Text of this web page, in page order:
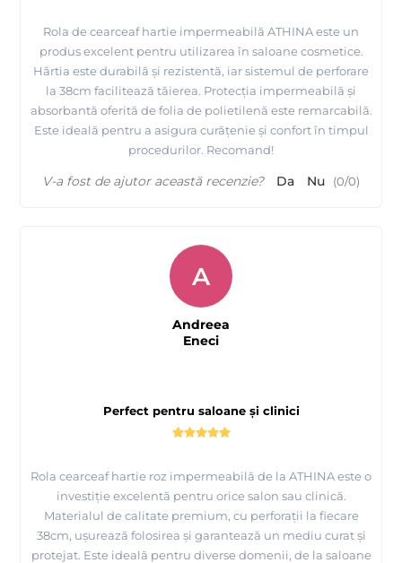
Rola de cearceaf hartie impermeabilă ATHINA este un
produs excelent pentru utilizarea în saloane cosmetice.
Hârtia este durabilă și rezistentă, iar sistemul de perforare
la 38cm facilitează tăierea. Protecția impermeabilă și
absorbantă oferită de folia de polietilenă este remarcabilă.
Este ideală pentru a asigura curățenie și confort în timpul
procedurilor. Recomand!
V-a fost de ajutor această recenzie? Da Nu (0/0)
Perfect pentru saloane și clinici
Rola cearceaf hartie roz impermeabilă de la ATHINA este o
investiție excelentă pentru orice salon sau clinică.
Materialul de calitate premium, cu perforații la fiecare
38cm, ușurează folosirea și garantează un mediu curat și
protejat. Este ideală pentru diverse domenii, de la saloane
A
Andreea
Eneci